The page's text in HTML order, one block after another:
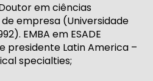
em ciências
empresa (Universidade
EMBA em ESADE
presidente Latin America –
specialties;